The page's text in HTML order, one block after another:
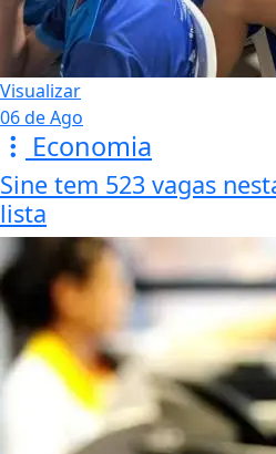
Visualizar
06 de Ago
Economia
Sine tem 523 vagas
lista